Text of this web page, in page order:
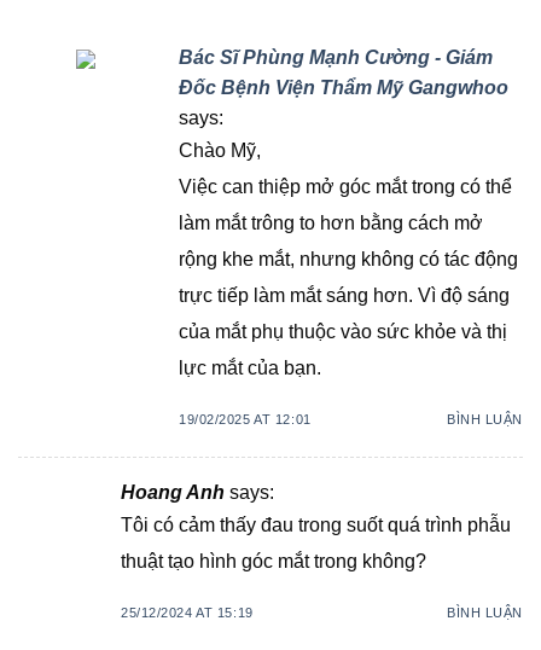
Bác Sĩ Phùng Mạnh Cường - Giám
Đốc Bệnh Viện Thẩm Mỹ Gangwhoo
says:
Chào Mỹ,
Việc can thiệp mở góc mắt trong có thể
làm mắt trông to hơn bằng cách mở
rộng khe mắt, nhưng không có tác động
trực tiếp làm mắt sáng hơn. Vì độ sáng
của mắt phụ thuộc vào sức khỏe và thị
lực mắt của bạn.
19/02/2025 AT 12:01 BÌNH LUẬN
Hoang Anh says:
Tôi có cảm thấy đau trong suốt quá trình phẫu
thuật tạo hình góc mắt trong không?
25/12/2024 AT 15:19 BÌNH LUẬN